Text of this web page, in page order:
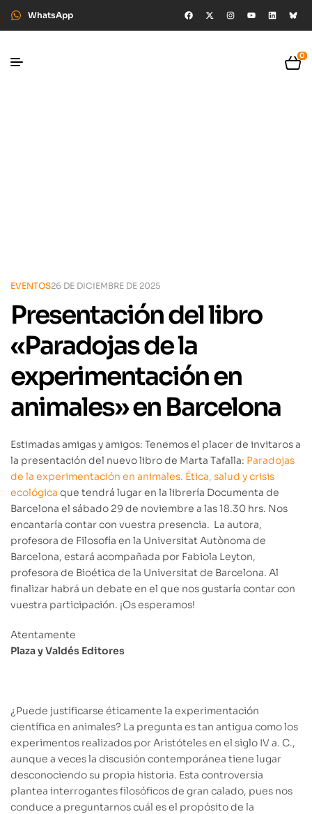
WhatsApp
0
EVENTOS26 DE DICIEMBRE DE 2025
Presentación del libro
«Paradojas de la
experimentación en
animales» en Barcelona
Estimadas amigas y amigos: Tenemos el placer de invitaros a
la presentación del nuevo libro de Marta Tafalla: Paradojas
de la experimentación en animales. Ética, salud y crisis
ecológica que tendrá lugar en la librería Documenta de
Barcelona el sábado 29 de noviembre a las 18.30 hrs. Nos
encantaría contar con vuestra presencia. La autora,
profesora de Filosofía en la Universitat Autònoma de
Barcelona, estará acompañada por Fabiola Leyton,
profesora de Bioética de la Universitat de Barcelona. Al
finalizar habrá un debate en el que nos gustaría contar con
vuestra participación. ¡Os esperamos!
Atentamente
Plaza y Valdés Editores
¿Puede justificarse éticamente la experimentación
científica en animales? La pregunta es tan antigua como los
experimentos realizados por Aristóteles en el siglo IV a. C.,
aunque a veces la discusión contemporánea tiene lugar
desconociendo su propia historia. Esta controversia
plantea interrogantes filosóficos de gran calado, pues nos
conduce a preguntarnos cuál es el propósito de la